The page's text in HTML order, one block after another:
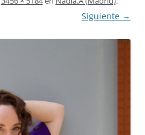
Siguiente →